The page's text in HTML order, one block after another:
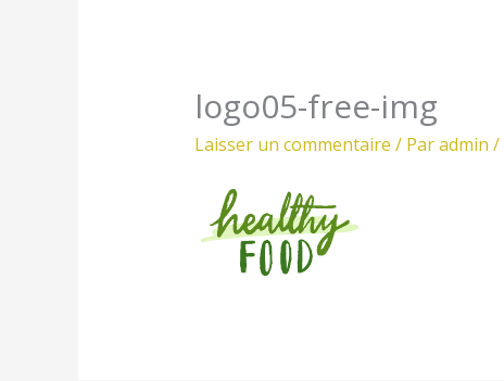
logo05-free-img
Laisser un commentaire / Paradmin /